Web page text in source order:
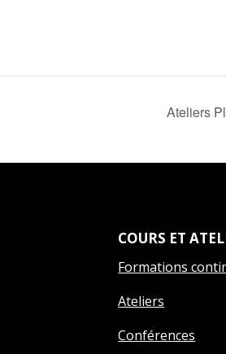
Ateliers
COURS ET
Formations
Ateliers
Conférences